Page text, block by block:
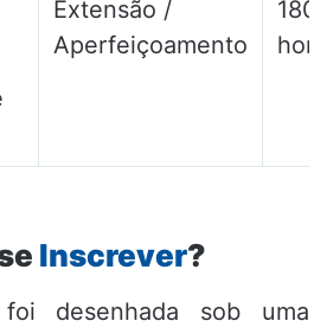
Extensão /
Aperfeiçoamento
180
Inscrever?
desenhada sob uma